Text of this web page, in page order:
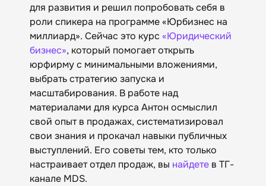
для развития и решил попробовать себя в
роли спикера на программе «Юрбизнес на
миллиард». Сейчас это курс «Юридический
бизнес», который помогает открыть
юрфирму с минимальными вложениями,
выбрать стратегию запуска и
масштабирования. В работе над
материалами для курса Антон осмыслил
свой опыт в продажах, систематизировал
свои знания и прокачал навыки публичных
выступлений. Его советы тем, кто только
настраивает отдел продаж, вы найдете в ТГ-
канале MDS.